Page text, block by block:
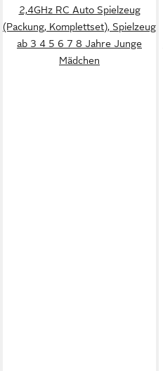
2,4GHz RC Auto Spielzeug
(Packung, Komplettset), Spielzeug
ab 3 4 5 6 7 8 Jahre Junge
Mädchen